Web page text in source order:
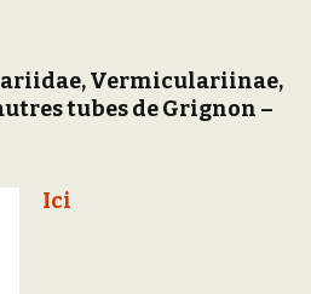
Vermiculariinae,
tubes de Grignon –
Ici